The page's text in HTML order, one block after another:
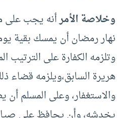
وخلاصة الأمرأنه يجب على
نهار رمضان أن يمسك بقية
وتلزمه الكفارة على
هريرة السابق،ويلزمه قضاء
والاستغفار، وعلى المسلم